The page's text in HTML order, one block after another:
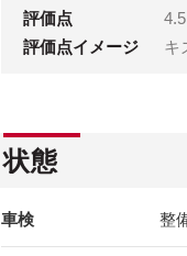
評価点
4.5
評価点イメージ
キ
状態
車検 整